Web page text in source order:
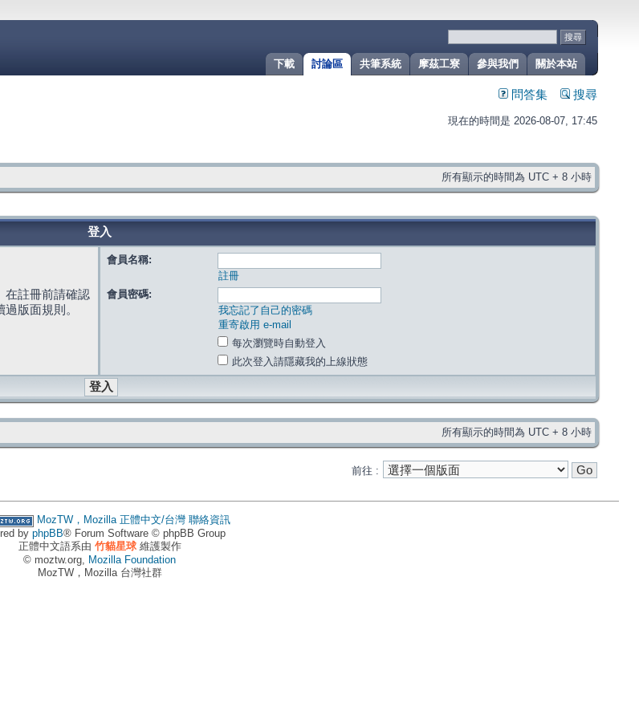
關於本站
參與我們
摩茲工寮
共筆系統
討論區
下載
問答集 搜尋
現在的時間是 2026-08-07, 17:45
所有顯示的時間為 UTC + 8 小時
登入
在註冊前請確認
版面規則。
會員名稱:
註冊
會員密碼:
我忘記了自己的密碼
重寄啟用 e-mail
每次瀏覽時自動登入
此次登入請隱藏我的上線狀態
所有顯示的時間為 UTC + 8 小時
前往 :
MozTW，Mozilla 正體中文/台灣 聯絡資訊
by phpBB® Forum Software © phpBB Group
正體中文語系由 竹貓星球維護製作
© moztw.org, Mozilla Foundation
MozTW，Mozilla 台灣社群